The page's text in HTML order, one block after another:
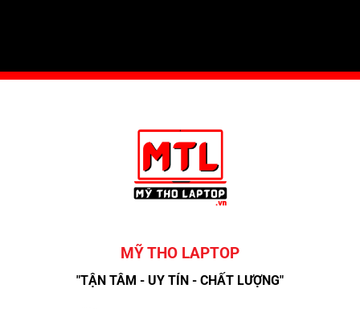
MỸ THO LAPTOP
"TẬN TÂM - UY TÍN - CHẤT LƯỢNG"